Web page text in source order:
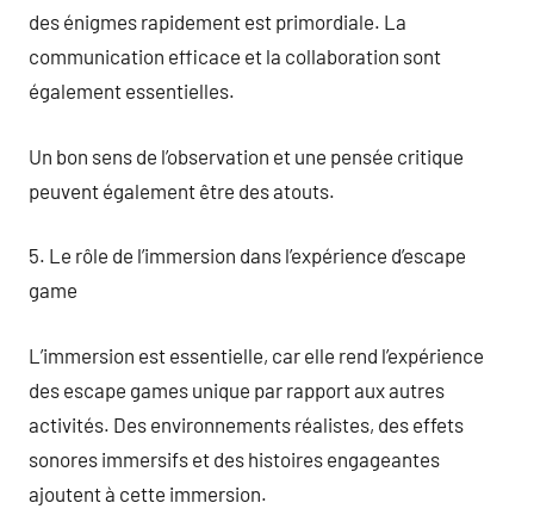
des énigmes rapidement est primordiale. La
communication efficace et la collaboration sont
également essentielles.
Un bon sens de l’observation et une pensée critique
peuvent également être des atouts.
5. Le rôle de l’immersion dans l’expérience d’escape
game
L’immersion est essentielle, car elle rend l’expérience
des escape games unique par rapport aux autres
activités. Des environnements réalistes, des effets
sonores immersifs et des histoires engageantes
ajoutent à cette immersion.